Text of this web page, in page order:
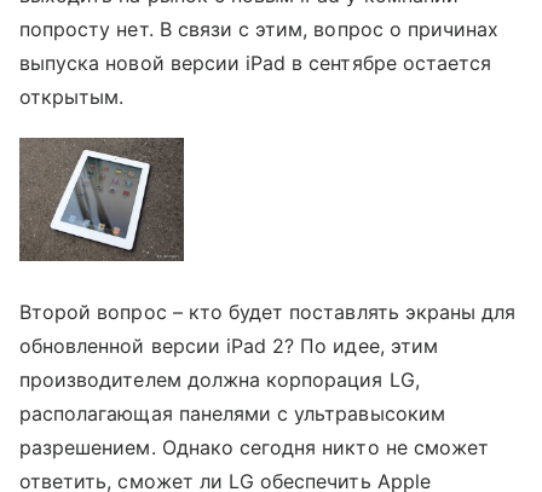
попросту нет. В связи с этим, вопрос о причинах
выпуска новой версии iPad в сентябре остается
открытым.
Второй вопрос – кто будет поставлять экраны для
обновленной версии iPad 2? По идее, этим
производителем должна корпорация LG,
располагающая панелями с ультравысоким
разрешением. Однако сегодня никто не сможет
ответить, сможет ли LG обеспечить Apple